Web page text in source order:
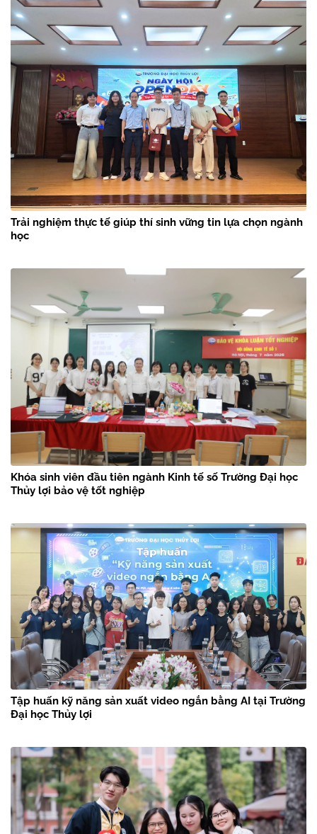
Trải nghiệm thực tế giúp thí sinh vững tin lựa chọn ngành
học
Khóa sinh viên đầu tiên ngành Kinh tế số Trường Đại học
Thủy lợi bảo vệ tốt nghiệp
Tập huấn kỹ năng sản xuất video ngắn bằng AI tại Trường
Đại học Thủy lợi